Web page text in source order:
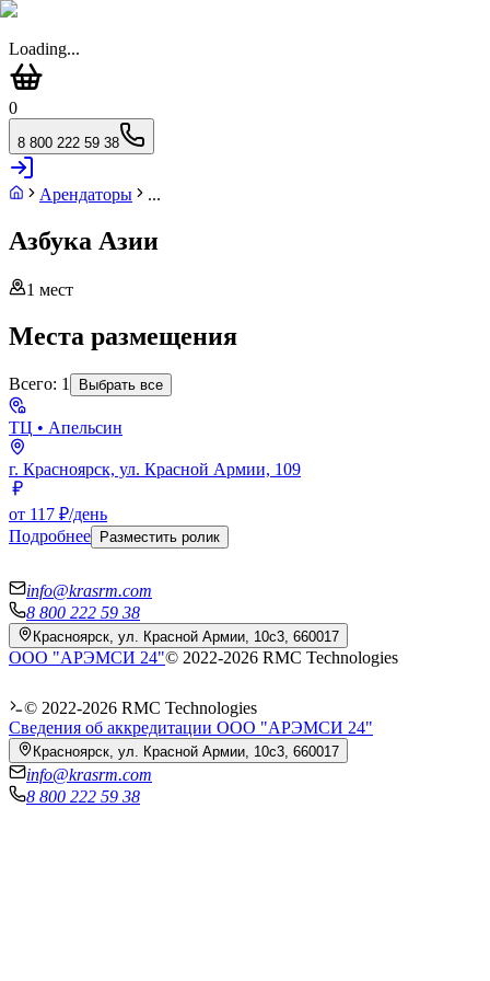
Loading...
0
8 800 222 59 38
Арендаторы ...
Азбука Азии
1 мест
Места размещения
Всего: 1 Выбрать все
ТЦ • Апельсин
г. Красноярск, ул. Красной Армии, 109
от 117 ₽/день
Подробнее Разместить ролик
info@krasrm.com
8 800 222 59 38
Красноярск, ул. Красной Армии, 10с3, 660017
ООО "АРЭМСИ 24"© 2022-2026 RMC Technologies
© 2022-2026 RMC Technologies
Сведения об аккредитации ООО "АРЭМСИ 24"
Красноярск, ул. Красной Армии, 10с3, 660017
info@krasrm.com
8 800 222 59 38